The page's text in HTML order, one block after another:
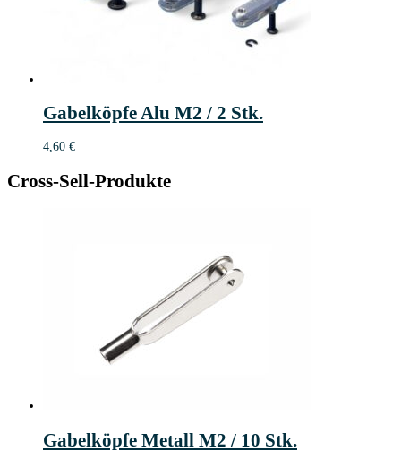
Gabelköpfe Alu M2 / 2 Stk.
4,60 €
Cross-Sell-Produkte
Gabelköpfe Metall M2 / 10 Stk.